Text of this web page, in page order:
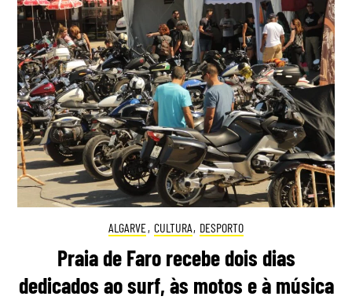
ALGARVE, CULTURA, DESPORTO
Praia de Faro recebe dois dias
dedicados ao surf, às motos e à música